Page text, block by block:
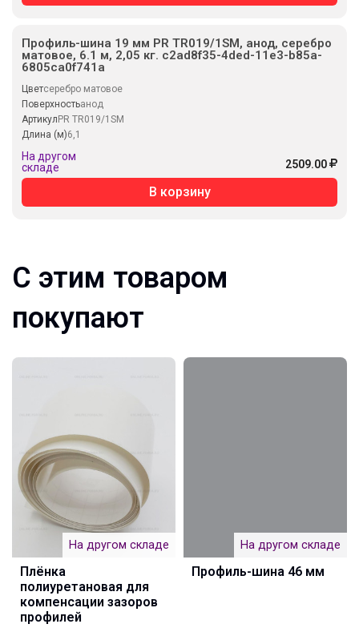
Профиль-шина 19 мм PR TR019/1SM, анод, серебро
матовое, 6.1 м, 2,05 кг. c2ad8f35-4ded-11e3-b85a-
6805ca0f741a
Цветсеребро матовое
Поверхностьанод
АртикулPR TR019/1SM
Длина (м)6,1
На другом
складе
2509.00
В корзину
С этим товаром
покупают
На другом складе
Плёнка
полиуретановая для
компенсации зазоров
профилей
На другом складе
Профиль-шина 46 мм